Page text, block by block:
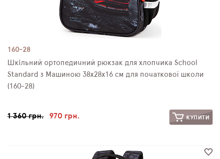
160-28
Шкільний ортопедичний рюкзак для хлопчика School
Standard з Машиною 38х28х16 см для початкової школи
(160-28)
1 360 грн. 970 грн. КУПИТИ